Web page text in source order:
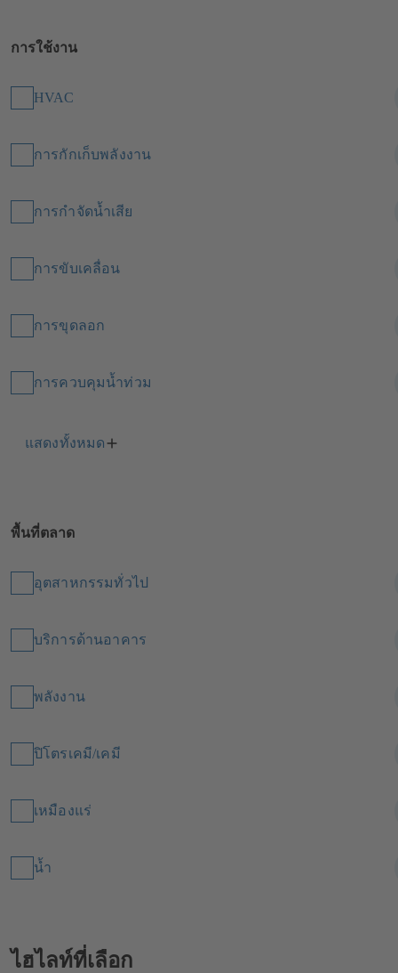
การใช้งาน
HVAC
การกักเก็บพลังงาน
การกำจัดน้ำเสีย
การขับเคลื่อน
การขุดลอก
การควบคุมน้ำท่วม
แสดงทั้งหมด
พื้นที่ตลาด
อุตสาหกรรมทั่วไป
บริการด้านอาคาร
พลังงาน
ปิโตรเคมี/เคมี
เหมืองแร่
น้ำ
ไฮไลท์ที่เลือก